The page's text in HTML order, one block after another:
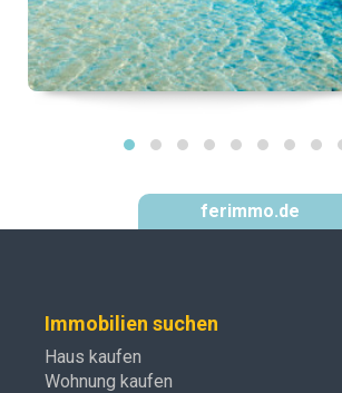
ferimmo.de
Immobilien suchen
Haus kaufen
Wohnung kaufen